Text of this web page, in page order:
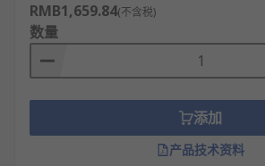
RMB1,659.84(不含税)
数量
添加
产品技术资料